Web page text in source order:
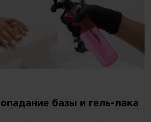
базы и гель-лака